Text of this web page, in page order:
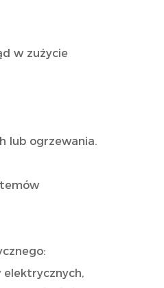
w zużycie
lub ogrzewania.
elektrycznych,